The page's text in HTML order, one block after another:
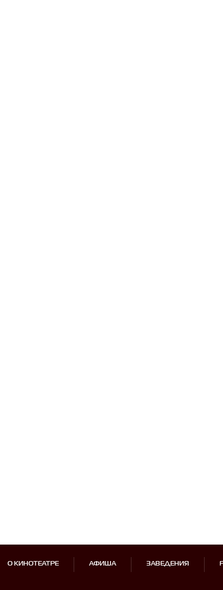
О КИНОТЕАТРЕ АФИША ЗАВЕДЕНИЯ